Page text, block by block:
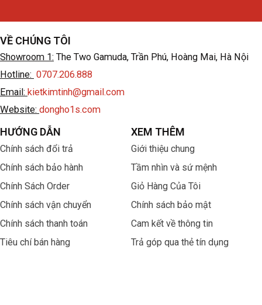
VỀ CHÚNG TÔI
Showroom 1: The Two Gamuda, Trần Phú, Hoàng Mai, Hà Nội
Hotline: 0707.206.888
Email: kietkimtinh@gmail.com
Website: dongho1s.com
HƯỚNG DẪN
Chính sách đổi trả
Chính sách bảo hành
Chính Sách Order
Chính sách vận chuyển
Chính sách thanh toán
Tiêu chí bán hàng
XEM THÊM
Giới thiệu chung
Tầm nhìn và sứ mệnh
Giỏ Hàng Của Tôi
Chính sách bảo mật
Cam kết về thông tin
Trả góp qua thẻ tín dụng